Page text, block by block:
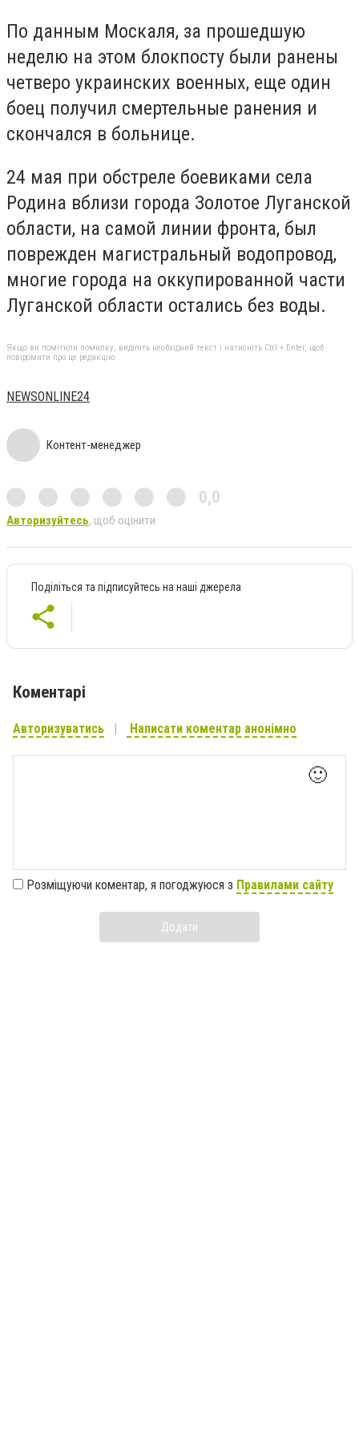
По данным Москаля, за прошедшую
неделю на этом блокпосту были ранены
четверо украинских военных, еще один
боец получил смертельные ранения и
скончался в больнице.
24 мая при обстреле боевиками села
Родина вблизи города Золотое Луганской
области, на самой линии фронта, был
поврежден магистральный водопровод,
многие города на оккупированной части
Луганской области остались без воды.
Якщо ви помітили помилку, виділіть необхідний текст і натисніть Ctrl + Enter, щоб
повідомити про це редакцію
NEWSONLINE24
Контент-менеджер
0,0
Авторизуйтесь, щоб оцінити
Поділіться та підписуйтесь на наші джерела
Коментарі
Авторизуватись Написати коментар анонімно
🙂
Розміщуючи коментар, я погоджуюся з Правилами сайту
Додати